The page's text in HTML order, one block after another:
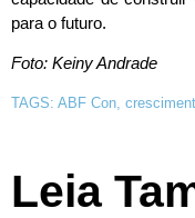
para o futuro.
Foto: Keiny Andrade
TAGS: ABF Con
Leia